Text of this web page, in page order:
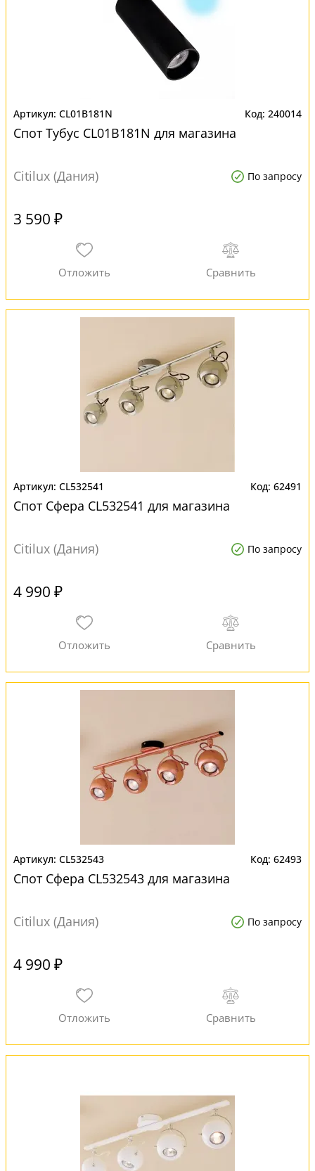
CL01B181N 240014
Спот Тубус CL01B181N для магазина
Citilux (Дания) По запросу
3 590 ₽
CL532541 62491
Спот Сфера CL532541 для магазина
Citilux (Дания) По запросу
4 990 ₽
CL532543 62493
Спот Сфера CL532543 для магазина
Citilux (Дания) По запросу
4 990 ₽